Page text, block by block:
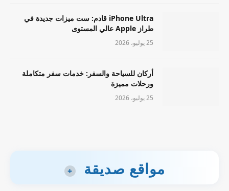
iPhone Ultra قادم: ست ميزات جديدة في
طراز Apple عالي المستوى
25 يوليو، 2026
أركان للسياحة والسفر: خدمات سفر متكاملة
ورحلات مميزة
25 يوليو، 2026
مواقع صديقة +